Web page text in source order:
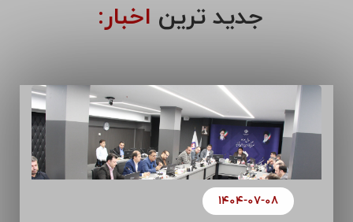
جدید ترین اخبار:
۱۴۰۴-۰۷-۰۸